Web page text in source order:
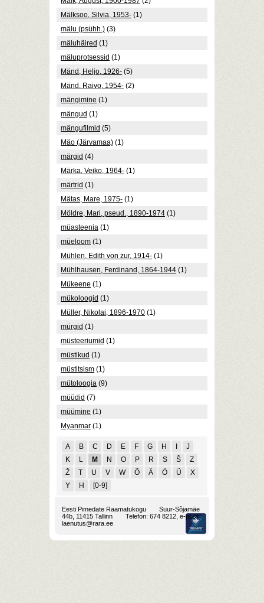
Mälksoo, Silvia, 1953- (1)
mälu (psühh.) (3)
mäluhäired (1)
mäluprotsessid (1)
Mänd, Heljo, 1926- (5)
Mänd. Raivo, 1954- (2)
mängimine (1)
mängud (1)
mängufilmid (5)
Mäo (Järvamaa) (1)
märgid (4)
Märka, Veiko, 1964- (1)
märtrid (1)
Mätas, Mare, 1975- (1)
Möldre, Mari, pseud., 1890-1974 (1)
müasteenia (1)
müeloom (1)
Mühlen, Edith von zur, 1914- (1)
Mühlhausen, Ferdinand, 1864-1944 (1)
Mükeene (1)
mükoloogid (1)
Müller, Nikolai, 1896-1970 (1)
mürgid (1)
müsteeriumid (1)
müstikud (1)
müstitsism (1)
mütoloogia (9)
müüdid (7)
müümine (1)
Myanmar (1)
A B C D E F G H
J
K
L M N O P R S Š
Z
Ž
T U V W Õ Ä Ö Ü
X
Y
Н [0-9]
Eesti Pimedate Raamatukogu
Suur-Sõjamäe
44b, 11415 Tallinn
Telefon: 674 8212, e-post:
laenutus@rara.ee